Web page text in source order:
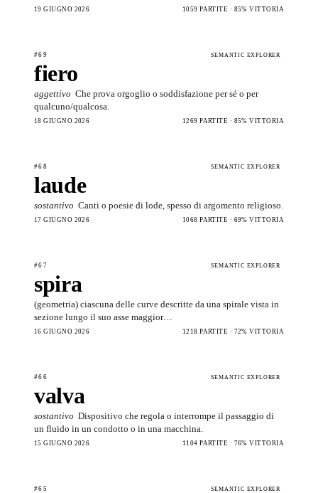
19 GIUGNO 2026 1059 PARTITE · 85% VITTORIA
#69 SEMANTIC EXPLORER
fiero
aggettivo Che prova orgoglio o soddisfazione per sé o per
qualcuno/qualcosa.
18 GIUGNO 2026 1269 PARTITE · 85% VITTORIA
#68 SEMANTIC EXPLORER
laude
sostantivo Canti o poesie di lode, spesso di argomento religioso.
17 GIUGNO 2026 1068 PARTITE · 69% VITTORIA
#67 SEMANTIC EXPLORER
spira
(geometria) ciascuna delle curve descritte da una spirale vista in
sezione lungo il suo asse maggior…
16 GIUGNO 2026 1218 PARTITE · 72% VITTORIA
#66 SEMANTIC EXPLORER
valva
sostantivo Dispositivo che regola o interrompe il passaggio di
un fluido in un condotto o in una macchina.
15 GIUGNO 2026 1104 PARTITE · 76% VITTORIA
#65 SEMANTIC EXPLORER